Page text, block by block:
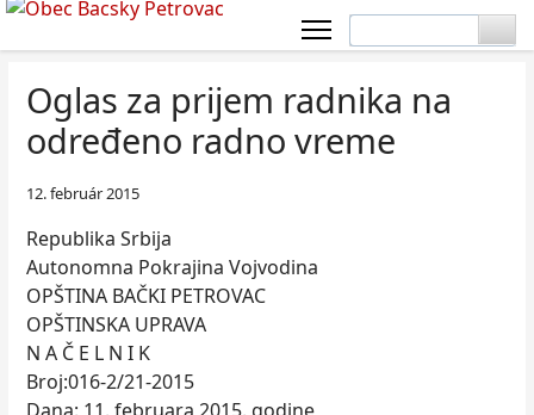
Oglas za prijem radnika na
određeno radno vreme
12. február 2015
Republika Srbija
Autonomna Pokrajina Vojvodina
OPŠTINA BAČKI PETROVAC
OPŠTINSKA UPRAVA
N A Č E L N I K
Broj:016-2/21-2015